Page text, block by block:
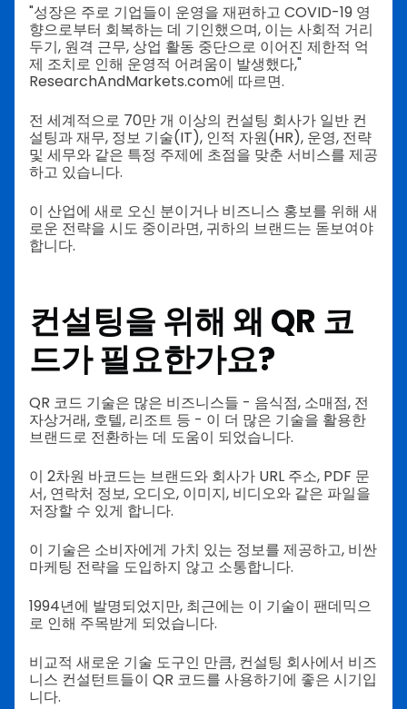
"성장은 주로 기업들이 운영을 재편하고 COVID-19 영
향으로부터 회복하는 데 기인했으며, 이는 사회적 거리
두기, 원격 근무, 상업 활동 중단으로 이어진 제한적 억
제 조치로 인해 운영적 어려움이 발생했다,"
ResearchAndMarkets.com에 따르면.
전 세계적으로 70만 개 이상의 컨설팅 회사가 일반 컨
설팅과 재무, 정보 기술(IT), 인적 자원(HR), 운영, 전략
및 세무와 같은 특정 주제에 초점을 맞춘 서비스를 제공
하고 있습니다.
이 산업에 새로 오신 분이거나 비즈니스 홍보를 위해 새
로운 전략을 시도 중이라면, 귀하의 브랜드는 돋보여야
합니다.
컨설팅을 위해 왜 QR 코
드가 필요한가요?
QR 코드 기술은 많은 비즈니스들 - 음식점, 소매점, 전
자상거래, 호텔, 리조트 등 - 이 더 많은 기술을 활용한
브랜드로 전환하는 데 도움이 되었습니다.
이 2차원 바코드는 브랜드와 회사가 URL 주소, PDF 문
서, 연락처 정보, 오디오, 이미지, 비디오와 같은 파일을
저장할 수 있게 합니다.
이 기술은 소비자에게 가치 있는 정보를 제공하고, 비싼
마케팅 전략을 도입하지 않고 소통합니다.
1994년에 발명되었지만, 최근에는 이 기술이 팬데믹으
로 인해 주목받게 되었습니다.
비교적 새로운 기술 도구인 만큼, 컨설팅 회사에서 비즈
니스 컨설턴트들이 QR 코드를 사용하기에 좋은 시기입
니다.